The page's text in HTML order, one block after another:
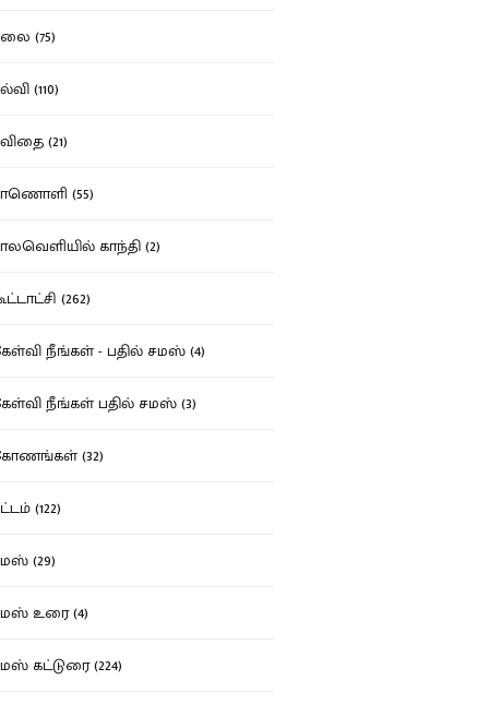
(75)
(110)
(21)
(55)
காந்தி (2)
(262)
நீங்கள் - பதில் சமஸ் (4)
நீங்கள் பதில் சமஸ் (3)
(32)
(122)
(29)
உரை (4)
கட்டுரை (224)